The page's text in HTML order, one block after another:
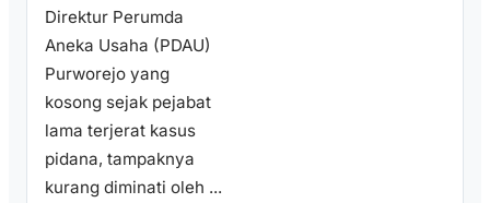
Direktur Perumda
Aneka Usaha (PDAU)
Purworejo yang
kosong sejak pejabat
lama terjerat kasus
pidana, tampaknya
kurang diminati oleh ...